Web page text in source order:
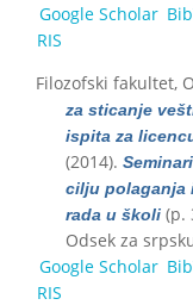
Google Scholar
RIS
Filozofski fakultet,
za sticanje
ispita za
(2014).
cilju polaganja
rada u školi (p.
Odsek za
Google Scholar
RIS